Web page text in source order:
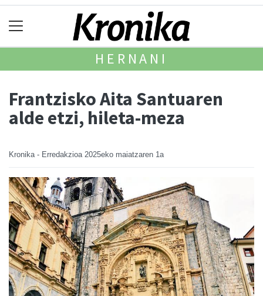
HERNANI
Frantzisko Aita Santuaren
alde etzi, hileta-meza
Kronika - Erredakzioa 2025eko maiatzaren 1a